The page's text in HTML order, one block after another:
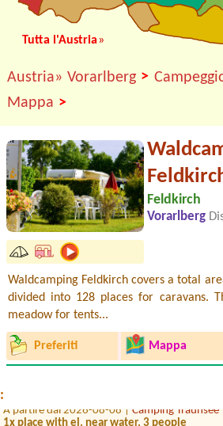
Tutta l'Austria»
Austria» Vorarlberg >
Mappa >
Feldkirch
Vorarlberg
Waldcamping Feldkirch covers a total
divided into 128 places for caravans.
meadow for tents...
Preferiti Mappa
:
A partire dal 2026-08-10 |Camping via
1x Camper 7m
A partire dal 2026-08-08 | Camping Traunsee
1x place with el. near water, 3 people